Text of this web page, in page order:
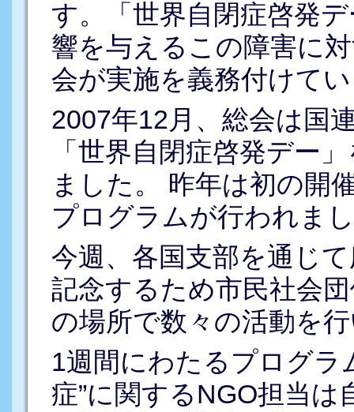
す。「世界自閉症啓発
響を与えるこの障害に
会が実施を義務付けて
2007年12月、総会は国
「世界自閉症啓発デー
ました。 昨年は初の開
プログラムが行われま
今週、各国支部を通じ
記念するため市民社会
の場所で数々の活動を
1週間にわたるプログラ
症”に関するNGO担当